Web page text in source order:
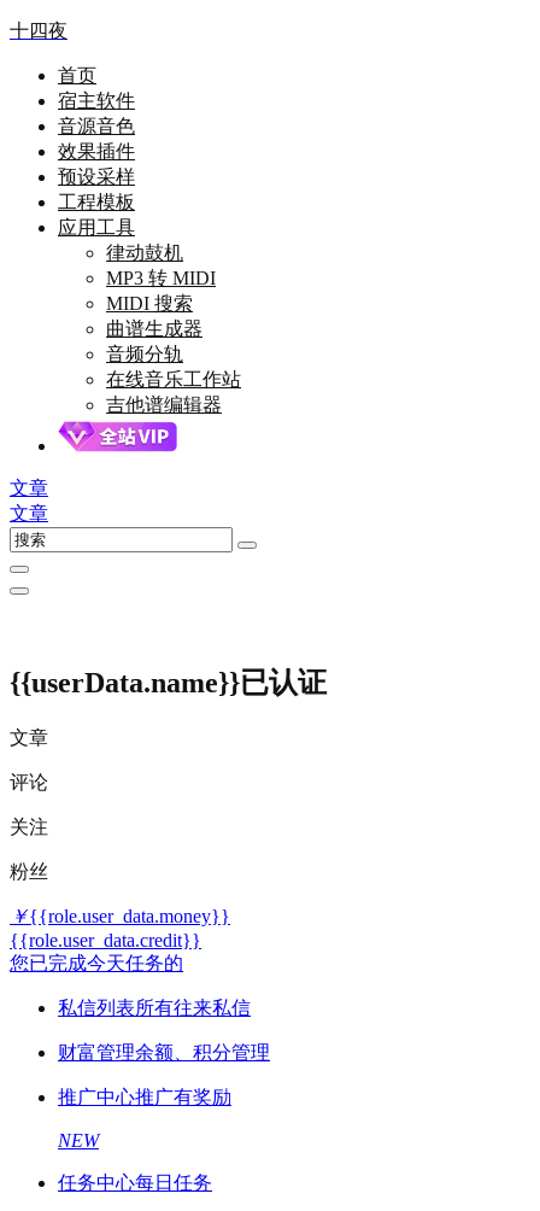
十四夜
首页
宿主软件
音源音色
效果插件
预设采样
工程模板
应用工具
律动鼓机
MP3 转 MIDI
MIDI 搜索
曲谱生成器
音频分轨
在线音乐工作站
吉他谱编辑器
文章
文章
{{userData.name}}已认证
文章
评论
关注
粉丝
￥{{role.user_data.money}}
{{role.user_data.credit}}
您已完成今天任务的
私信列表所有往来私信
财富管理余额、积分管理
推广中心推广有奖励
NEW
任务中心每日任务